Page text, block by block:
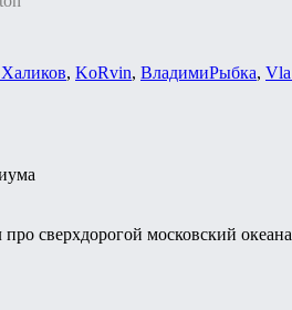
, KoRvin, ВладимиРыбка,
сверхдорогой московский